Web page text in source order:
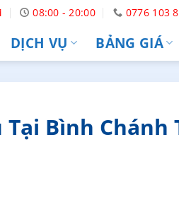
08:00 - 20:00 0776 103
DỊCH VỤ BẢNG GIÁ
Bình Chánh